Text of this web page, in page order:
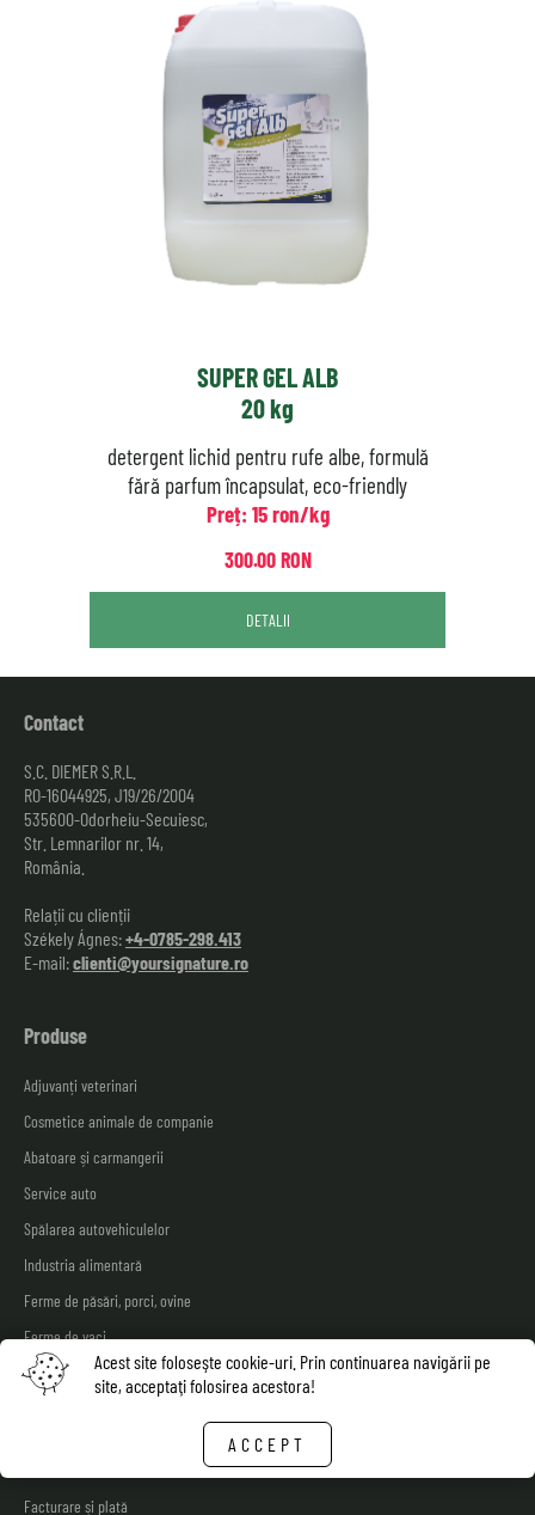
SUPER GEL ALB
20 kg
detergent lichid pentru rufe albe, formulă
fără parfum încapsulat, eco-friendly
Preț: 15 ron/kg
300.00 RON
DETALII
Produse
Adjuvanți veterinari
Cosmetice animale de companie
Abatoare și carmangerii
Service auto
Spălarea autovehiculelor
Industria alimentară
Ferme de păsări, porci, ovine
Ferme de vaci
Shop
Facturare și plată
Contact
S.C. DIEMER S.R.L.
RO-16044925, J19/26/2004
535600-Odorheiu-Secuiesc,
Str. Lemnarilor nr. 14,
România.
Relații cu clienții
Székely Ágnes:+4-0785-298.413
E-mail:clienti@yoursignature.ro
Acest site foloseşte cookie-uri. Prin continuarea navigării pe
site, acceptaţi folosirea acestora!
ACCEPT